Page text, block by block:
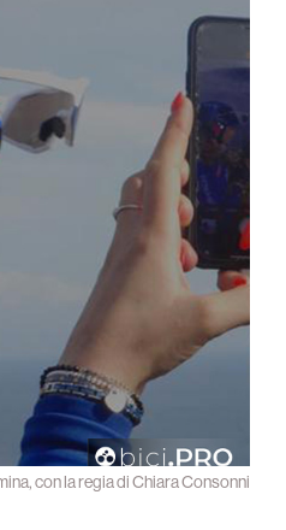
con la regia di Chiara Consonni